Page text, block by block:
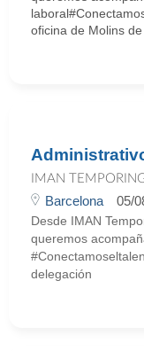
oficina de Molins de
IMAN
Barcelona 05/
Desde IMAN
queremos
delegación